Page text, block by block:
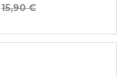
15,90 €